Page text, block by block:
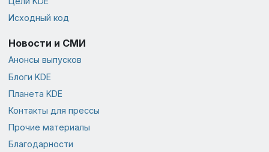
Исходный код
Новости и СМИ
Анонсы выпусков
Блоги KDE
Планета KDE
Контакты для прессы
Прочие материалы
Благодарности